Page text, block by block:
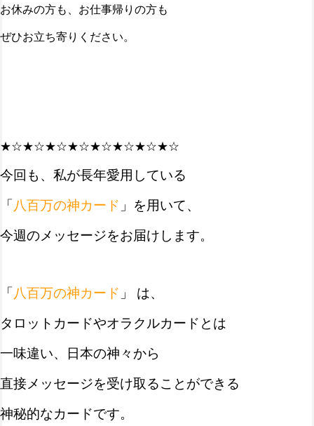
お休みの方も、お仕事帰りの方も
ぜひお立ち寄りください。
★☆★☆★☆★☆★☆★☆★☆★☆
今回も、私が長年愛用している
「 八百万の神カード 」を用いて、
今週のメッセージをお届けします。
「 八百万の神カード 」 は、
タロットカードやオラクルカードとは
一味違い、日本の神々から
直接メッセージを受け取ることができる
神秘的なカードです。